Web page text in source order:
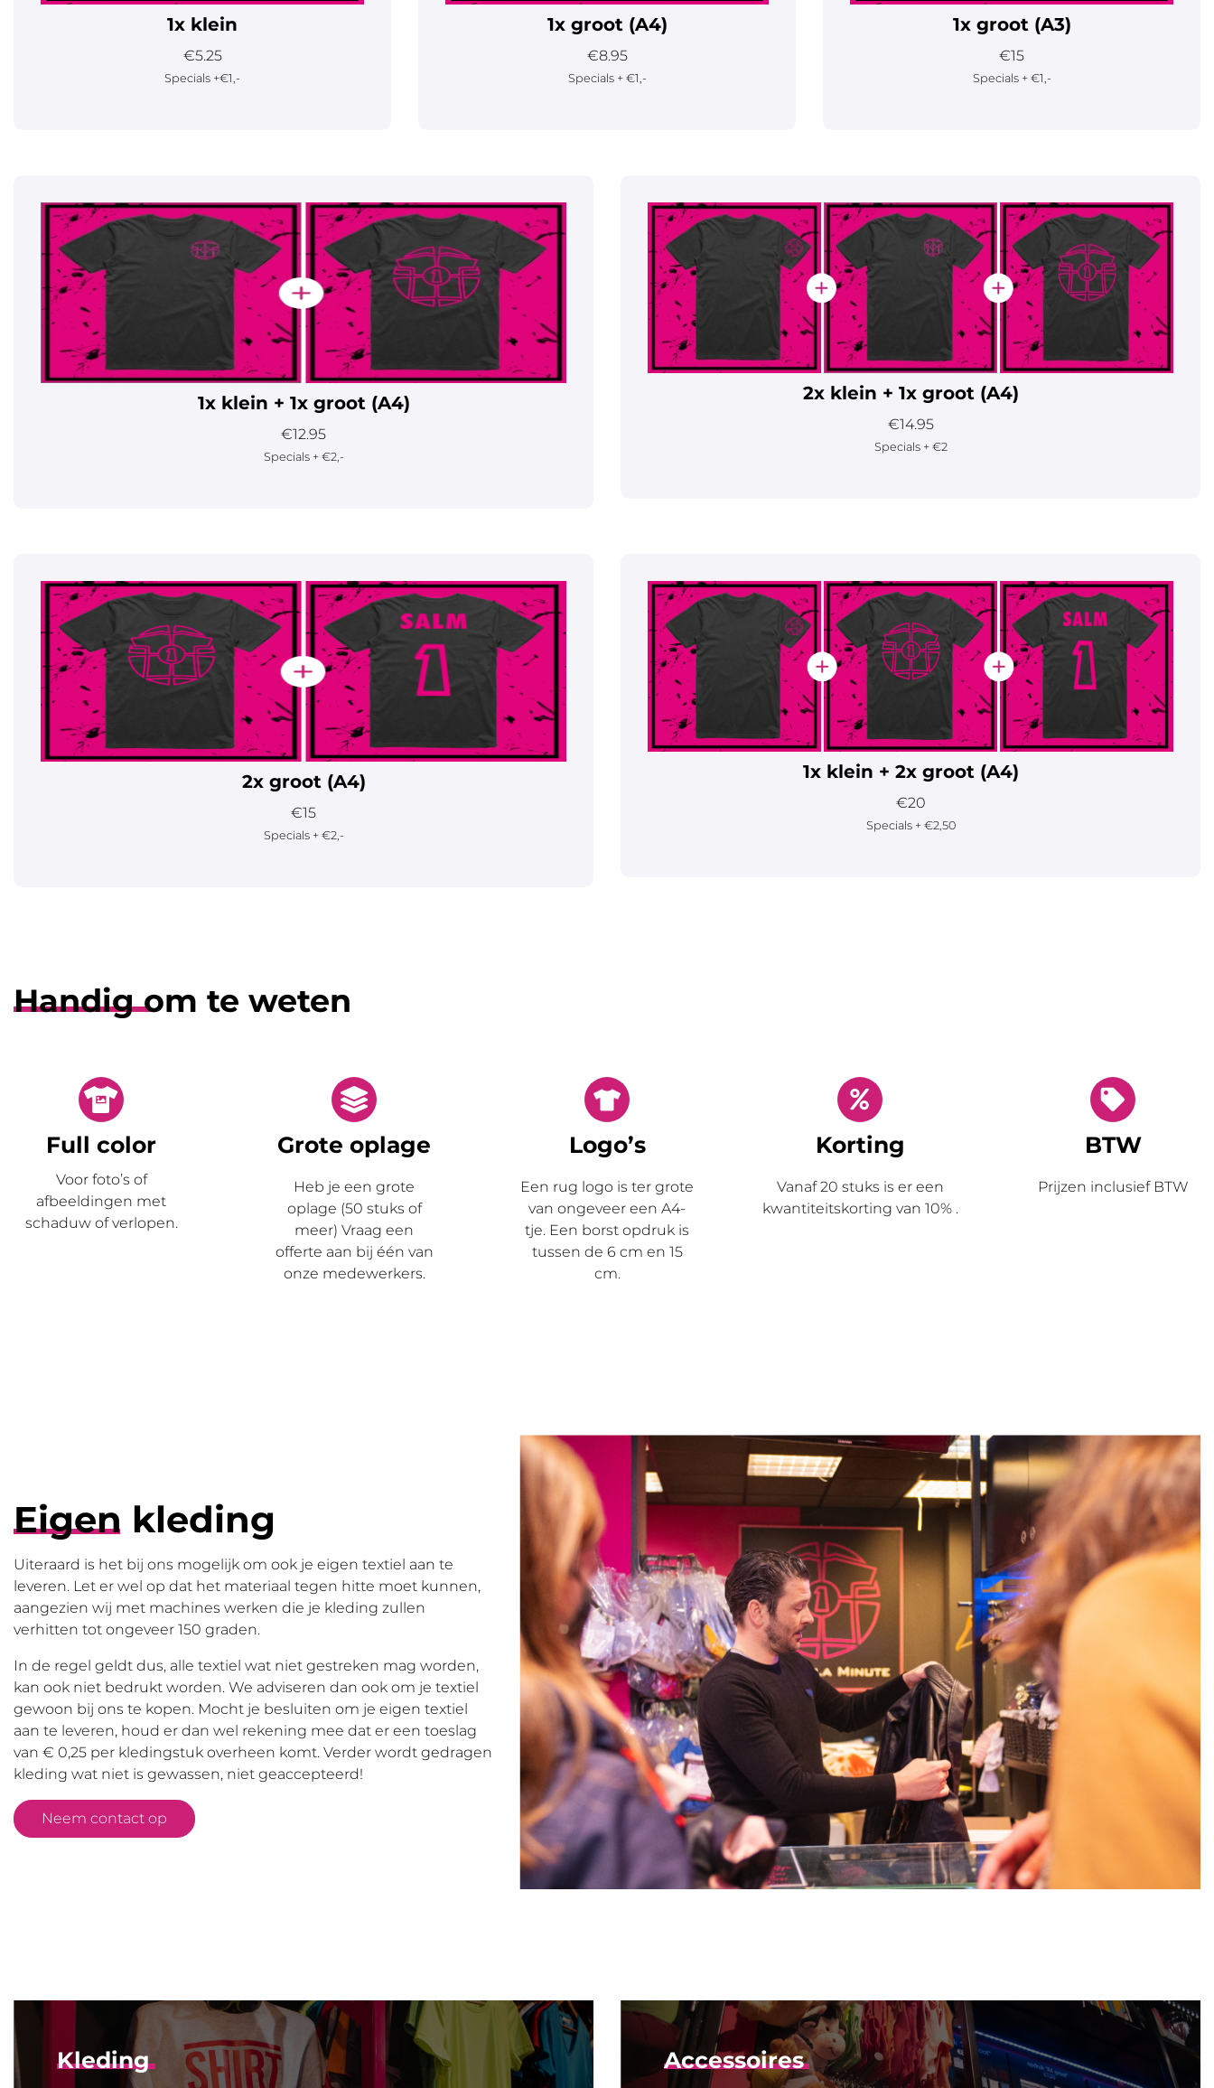
1x klein
€5.25
Specials +€1,-
1x groot (A4)
€8.95
Specials + €1,-
1x groot (A3)
€15
Specials + €1,-
1x klein + 1x groot (A4)
€12.95
Specials + €2,-
2x klein + 1x groot (A4)
€14.95
Specials + €2
2x groot (A4)
€15
Specials + €2,-
1x klein + 2x groot (A4)
€20
Specials + €2,50
Handig om te weten
Full color
Voor foto’s of
afbeeldingen met
schaduw of verlopen.
Grote oplage
Heb je een grote
oplage (50 stuks of
meer) Vraag een
offerte aan bij één van
onze medewerkers.
Logo’s
Een rug logo is ter grote
van ongeveer een A4-
tje. Een borst opdruk is
tussen de 6 cm en 15
cm.
Korting
Vanaf 20 stuks is er een
kwantiteitskorting van 10% .
BTW
Prijzen inclusief BTW
Eigen kleding
Uiteraard is het bij ons mogelijk om ook je eigen textiel aan te
leveren. Let er wel op dat het materiaal tegen hitte moet kunnen,
aangezien wij met machines werken die je kleding zullen
verhitten tot ongeveer 150 graden.
In de regel geldt dus, alle textiel wat niet gestreken mag worden,
kan ook niet bedrukt worden. We adviseren dan ook om je textiel
gewoon bij ons te kopen. Mocht je besluiten om je eigen textiel
aan te leveren, houd er dan wel rekening mee dat er een toeslag
van € 0,25 per kledingstuk overheen komt. Verder wordt gedragen
kleding wat niet is gewassen, niet geaccepteerd!
Neem contact op
Kleding Accessoires